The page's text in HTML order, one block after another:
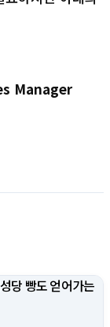
Manager